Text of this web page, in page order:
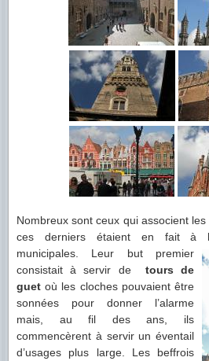
Nombreux sont ceux qui associent
ces derniers étaient en fait à
municipales. Leur but premier
consistait à servir de tours de
guet où les cloches pouvaient être
sonnées pour donner l’alarme
mais, au fil des ans, ils
commencèrent à servir un éventail
d’usages plus large. Les beffrois